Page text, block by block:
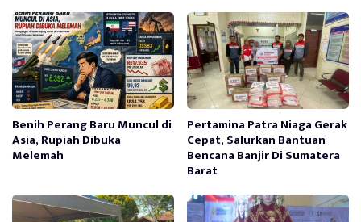
Benih Perang Baru Muncul di
Asia, Rupiah Dibuka
Melemah
Pertamina Patra Niaga Gerak
Cepat, Salurkan Bantuan
Bencana Banjir Di Sumatera
Barat